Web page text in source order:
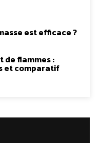
est efficace ?
de flammes :
et comparatif